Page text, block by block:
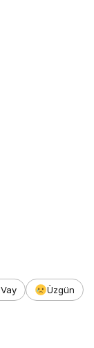
Vay
Üzgün